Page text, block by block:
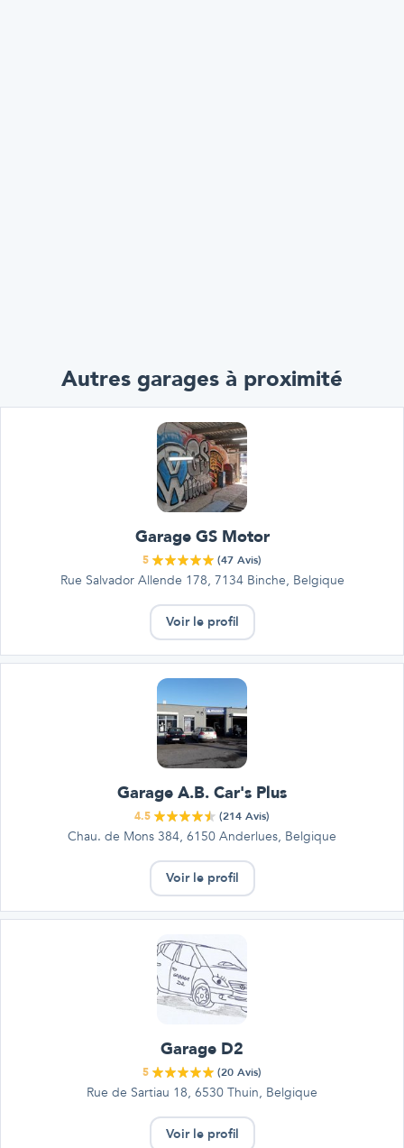
Autres garages à proximité
Garage GS Motor
5 (47 Avis)
Rue Salvador Allende 178, 7134 Binche, Belgique
Voir le profil
Garage A.B. Car's Plus
4.5 (214 Avis)
Chau. de Mons 384, 6150 Anderlues, Belgique
Voir le profil
Garage D2
5 (20 Avis)
Rue de Sartiau 18, 6530 Thuin, Belgique
Voir le profil